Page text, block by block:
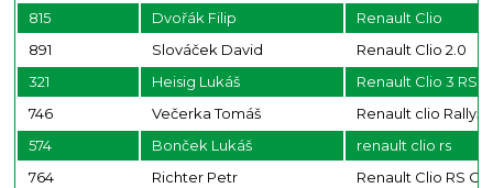
815
Dvořák Filip
Renault Clio
891
Slováček David
Renault Clio 2.0
321
Heisig Lukáš
Renault Clio 3 RS
746
Večerka Tomáš
Renault clio Rally5
574
Bonček Lukáš
renault clio rs
764
Richter Petr
Renault Clio RS